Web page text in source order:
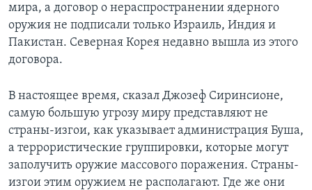
мира, а договор о нераспространении ядерного
оружия не подписали только Израиль, Индия и
Пакистан. Северная Корея недавно вышла из этого
договора.
В настоящее время, сказал Джозеф Сиринсионе,
самую большую угрозу миру представляют не
страны-изгои, как указывает администрация Буша,
а террористические группировки, которые могут
заполучить оружие массового поражения. Страны-
изгои этим оружием не располагают. Где же они